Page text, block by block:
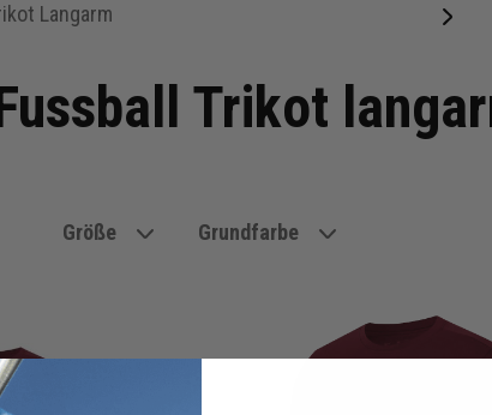
Langarm
Trikot
Größe Grundfarbe